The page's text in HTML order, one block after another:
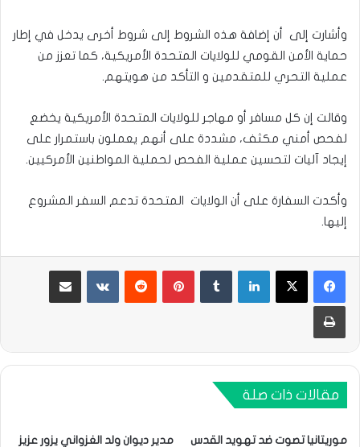
وأشارت إلى أن إضافة هذه الشروط إلى شروط أخرى يدخل في إطار
حماية الأمن القومي للولايات المتحدة الأمريكية، كما تعزز من
عملية التحري للمتقدمين و التأكد من هويتهم.
وقالت إن كل مسافر أو مهاجر للولايات المتحدة الأمريكية يخضع
لفحص أمني مكثف، مشددة على أنهم يعملون باستمرار على
إيجاد آليات لتحسين عملية الفحص لحملية المواطنين الأمركيين.
وأكدت السفارة على أن الولايات المتحدة تدعم السفر المشروع
إليها.
لينكدإن بينتيريست مشاركة عبر البريد
طباعة
مقالات ذات صلة
موريتانيا تصوت ضد تهويد القدس
مدير ديوان ولد الغزواني يزور عزيز